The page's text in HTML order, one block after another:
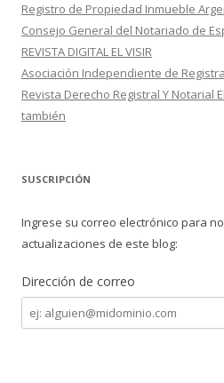
Registro de Propiedad Inmueble
Consejo General del Notariado de
REVISTA DIGITAL EL VISIR
Asociación Independiente de
Revista Derecho Registral Y Notarial
también
SUSCRIPCIÓN
Ingrese su correo electrónico para
actualizaciones de este blog:
Dirección de correo
Dirección
de
correo